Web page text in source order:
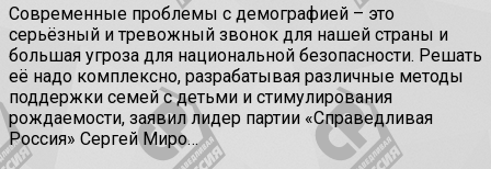
Современные проблемы с демографией – это
серьёзный и тревожный звонок для нашей страны и
большая угроза для национальной безопасности. Решать
её надо комплексно, разрабатывая различные методы
поддержки семей с детьми и стимулирования
рождаемости, заявил лидер партии «Справедливая
Россия» Сергей Миро…